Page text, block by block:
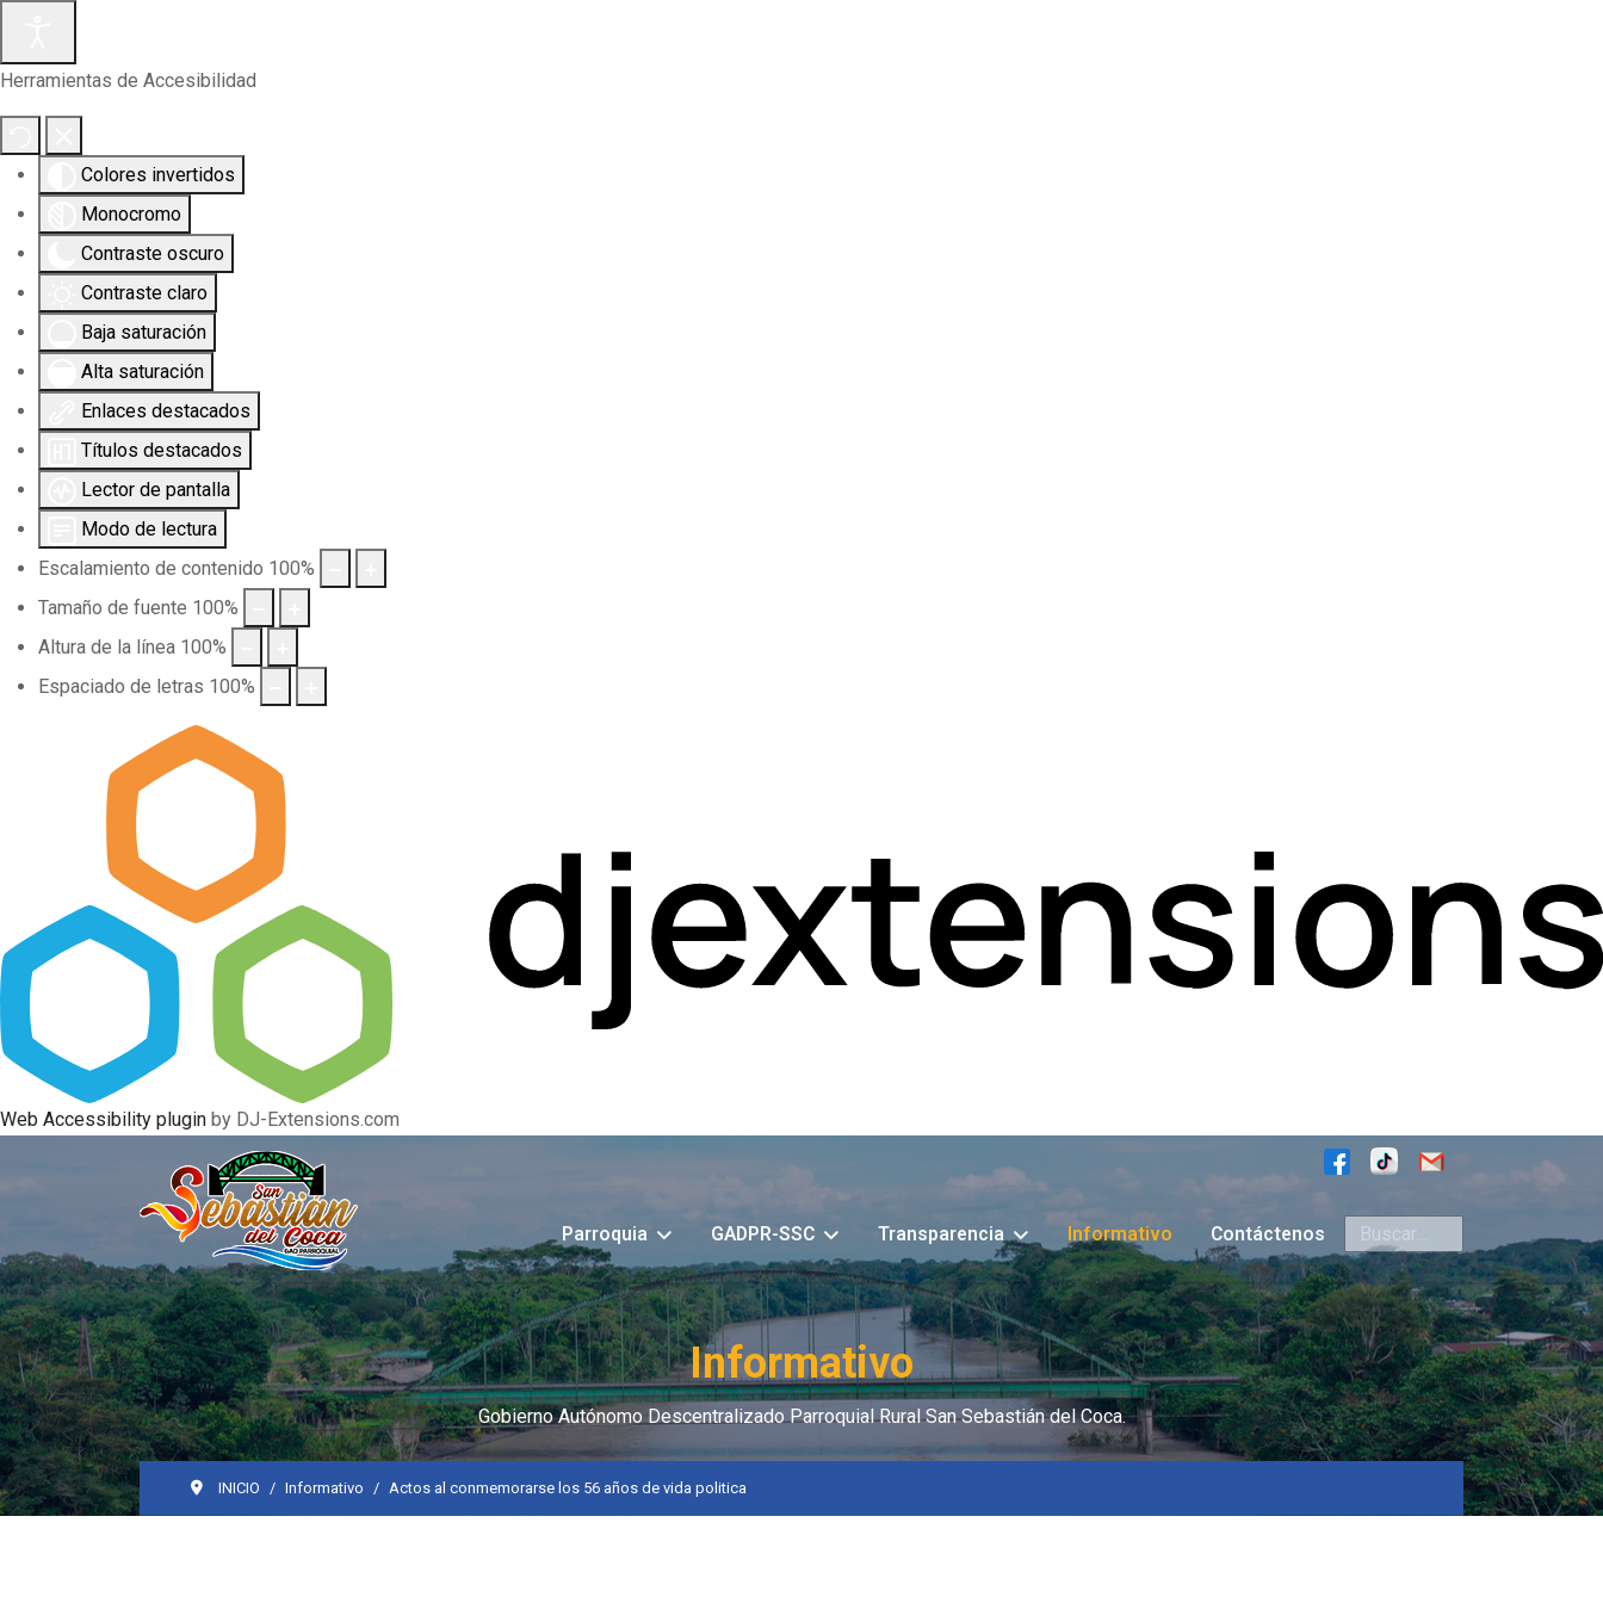
Herramientas de Accesibilidad
Colores invertidos
Monocromo
Contraste oscuro
Contraste claro
Baja saturación
Alta saturación
Enlaces destacados
Títulos destacados
Lector de pantalla
Modo de lectura
Escalamiento de contenido 100%
Tamaño de fuente 100%
Altura de la línea 100%
Espaciado de letras 100%
Web Accessibility plugin by DJ-Extensions.com
Parroquia GADPR-SSC Transparencia Informativo Contáctenos Buscar
Informativo
Gobierno Autónomo Descentralizado Parroquial Rural San Sebastián del Coca.
INICIO Informativo Actos al conmemorarse los 56 años de vida politica